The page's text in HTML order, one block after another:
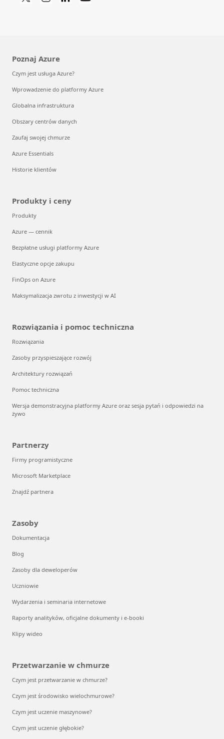
Poznaj Azure
Czym jest usługa Azure?
Wprowadzenie do platformy Azure
Globalna infrastruktura
Obszary centrów danych
Zaufaj swojej chmurze
Azure Essentials
Historie klientów
Produkty i ceny
Produkty
Azure — cennik
Bezpłatne usługi platformy Azure
Elastyczne opcje zakupu
FinOps on Azure
Maksymalizacja zwrotu z inwestycji w AI
Rozwiązania i pomoc techniczna
Rozwiązania
Zasoby przyspieszające rozwój
Architektury rozwiązań
Pomoc techniczna
Wersja demonstracyjna platformy Azure oraz sesja pytań i odpowiedzi na
żywo
Partnerzy
Firmy programistyczne
Microsoft Marketplace
Znajdź partnera
Zasoby
Dokumentacja
Blog
Zasoby dla deweloperów
Uczniowie
Wydarzenia i seminaria internetowe
Raporty analityków, oficjalne dokumenty i e-booki
Klipy wideo
Przetwarzanie w chmurze
Czym jest przetwarzanie w chmurze?
Czym jest środowisko wielochmurowe?
Czym jest uczenie maszynowe?
Czym jest uczenie głębokie?